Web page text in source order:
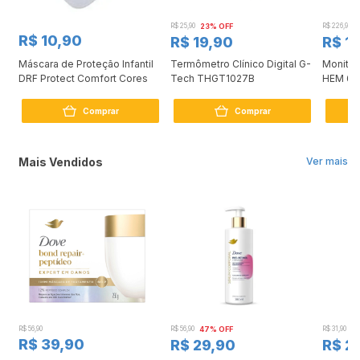
R$ 10,90
Máscara de Proteção Infantil
DRF Protect Comfort Cores
Comprar
R$ 25,90 23% OFF
R$ 19,90
Termômetro Clínico Digital G-
Tech THGT1027B
Comprar
R$ 226,90
R$
Monitor
HEM
Ver mais
Mais Vendidos
R$ 56,90
R$ 39,90
R$ 56,90 47% OFF
R$ 29,90
R$ 31,90
R$